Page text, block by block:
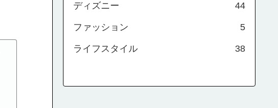
ディズニー 44
ファッション 5
ライフスタイル 38